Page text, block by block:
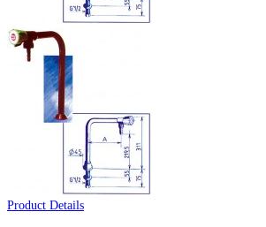
Product Details